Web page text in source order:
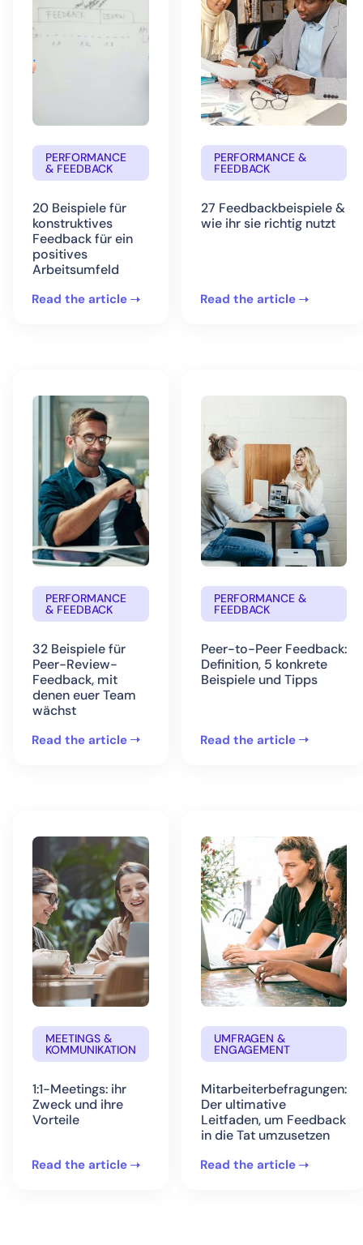
PERFORMANCE
& FEEDBACK
20 Beispiele für
konstruktives
Feedback für ein
positives
Arbeitsumfeld
Read the article
PERFORMANCE &
FEEDBACK
27 Feedbackbeispiele &
wie ihr sie richtig nutzt
Read the article
PERFORMANCE
& FEEDBACK
32 Beispiele für
Peer-Review-
Feedback, mit
denen euer Team
wächst
Read the article
PERFORMANCE &
FEEDBACK
Peer-to-Peer Feedback:
Definition, 5 konkrete
Beispiele und Tipps
Read the article
MEETINGS &
KOMMUNIKATION
1:1-Meetings: ihr
Zweck und ihre
Vorteile
Read the article
UMFRAGEN &
ENGAGEMENT
Mitarbeiterbefragungen:
Der ultimative
Leitfaden, um Feedback
in die Tat umzusetzen
Read the article